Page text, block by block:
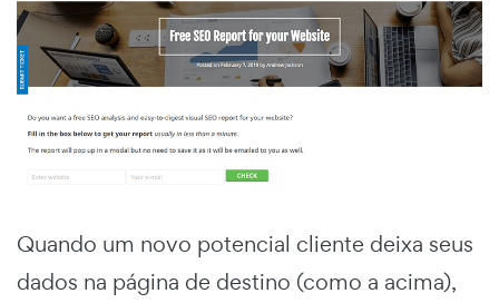
Quando um novo potencial cliente deixa seus
dados na página de destino (como a acima),